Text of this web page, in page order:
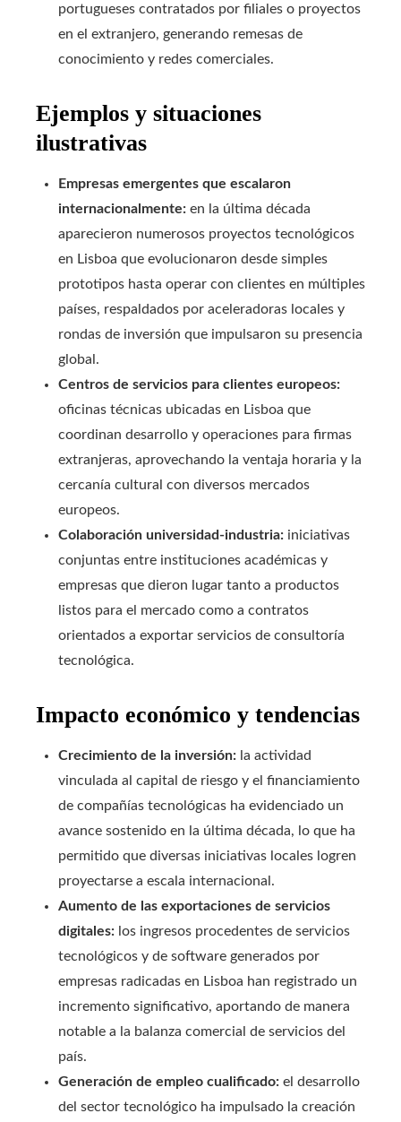
portugueses contratados por filiales o proyectos
en el extranjero, generando remesas de
conocimiento y redes comerciales.
Ejemplos y situaciones
ilustrativas
Empresas emergentes que escalaron
internacionalmente: en la última década
aparecieron numerosos proyectos tecnológicos
en Lisboa que evolucionaron desde simples
prototipos hasta operar con clientes en múltiples
países, respaldados por aceleradoras locales y
rondas de inversión que impulsaron su presencia
global.
Centros de servicios para clientes europeos:
oficinas técnicas ubicadas en Lisboa que
coordinan desarrollo y operaciones para firmas
extranjeras, aprovechando la ventaja horaria y la
cercanía cultural con diversos mercados
europeos.
Colaboración universidad-industria: iniciativas
conjuntas entre instituciones académicas y
empresas que dieron lugar tanto a productos
listos para el mercado como a contratos
orientados a exportar servicios de consultoría
tecnológica.
Impacto económico y tendencias
Crecimiento de la inversión: la actividad
vinculada al capital de riesgo y el financiamiento
de compañías tecnológicas ha evidenciado un
avance sostenido en la última década, lo que ha
permitido que diversas iniciativas locales logren
proyectarse a escala internacional.
Aumento de las exportaciones de servicios
digitales: los ingresos procedentes de servicios
tecnológicos y de software generados por
empresas radicadas en Lisboa han registrado un
incremento significativo, aportando de manera
notable a la balanza comercial de servicios del
país.
Generación de empleo cualificado: el desarrollo
del sector tecnológico ha impulsado la creación